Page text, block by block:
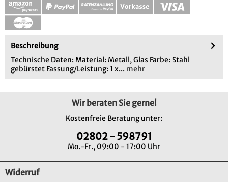
Beschreibung
Technische Daten: Material: Metall, Glas Farbe: Stahl
gebürstet Fassung/Leistung: 1 x... mehr
Wir beraten Sie gerne!
Kostenfreie Beratung unter:
02802 - 598791
Mo.-Fr., 09:00 - 17:00 Uhr
Widerruf